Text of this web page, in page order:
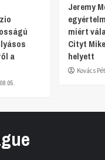
a
Jeremy
miért
Cityt
helyett
Kovács